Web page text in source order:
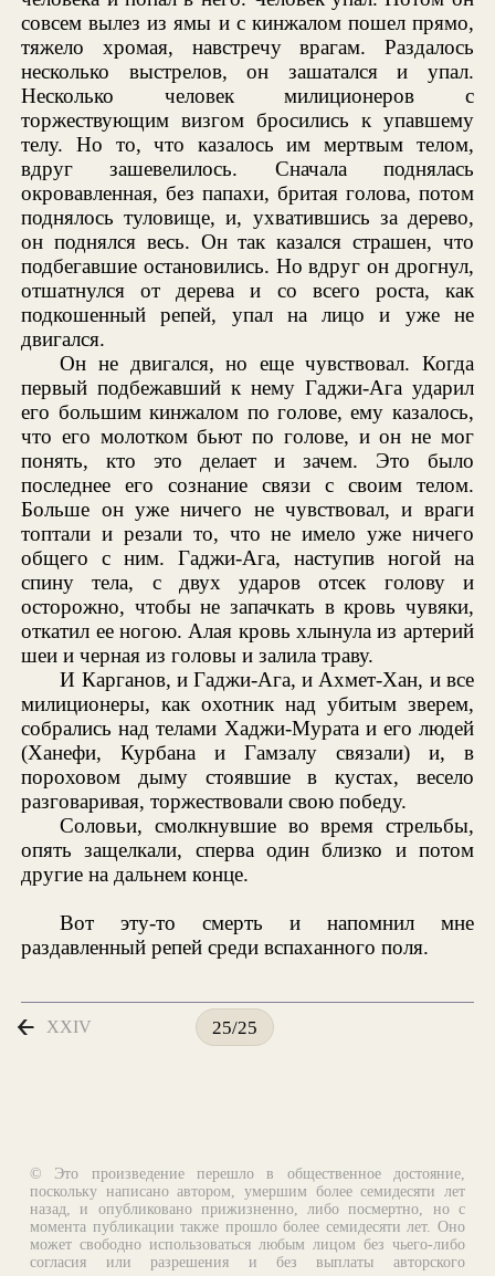
совсем вылез из ямы и с кинжалом пошел прямо,
тяжело хромая, навстречу врагам. Раздалось
несколько выстрелов, он зашатался и упал.
Несколько человек милиционеров с
торжествующим визгом бросились к упавшему
телу. Но то, что казалось им мертвым телом,
вдруг зашевелилось. Сначала поднялась
окровавленная, без папахи, бритая голова, потом
поднялось туловище, и, ухватившись за дерево,
он поднялся весь. Он так казался страшен, что
подбегавшие остановились. Но вдруг он дрогнул,
отшатнулся от дерева и со всего роста, как
подкошенный репей, упал на лицо и уже не
двигался.
Он не двигался, но еще чувствовал. Когда
первый подбежавший к нему Гаджи-Ага ударил
его большим кинжалом по голове, ему казалось,
что его молотком бьют по голове, и он не мог
понять, кто это делает и зачем. Это было
последнее его сознание связи с своим телом.
Больше он уже ничего не чувствовал, и враги
топтали и резали то, что не имело уже ничего
общего с ним. Гаджи-Ага, наступив ногой на
спину тела, с двух ударов отсек голову и
осторожно, чтобы не запачкать в кровь чувяки,
откатил ее ногою. Алая кровь хлынула из артерий
шеи и черная из головы и залила траву.
И Карганов, и Гаджи-Ага, и Ахмет-Хан, и все
милиционеры, как охотник над убитым зверем,
собрались над телами Хаджи-Мурата и его людей
(Ханефи, Курбана и Гамзалу связали) и, в
пороховом дыму стоявшие в кустах, весело
разговаривая, торжествовали свою победу.
Соловьи, смолкнувшие во время стрельбы,
опять защелкали, сперва один близко и потом
другие на дальнем конце.
Вот эту-то смерть и напомнил мне
раздавленный репей среди вспаханного поля.
XXIV 25/25
© Это произведение перешло в общественное достояние,
поскольку написано автором, умершим более семидесяти лет
назад, и опубликовано прижизненно, либо посмертно, но с
момента публикации также прошло более семидесяти лет. Оно
может свободно использоваться любым лицом без чьего-либо
согласия или разрешения и без выплаты авторского